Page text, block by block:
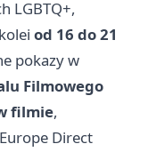
LGBTQ+,
od 16 do 21
pokazy w
Filmowego
filmie,
Direct